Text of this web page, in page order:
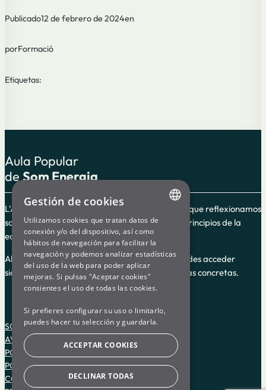
Publicado12 de febrero de 2024en
porFormació
Etiquetas:
Aula Popular
deSom Energia
L’Aula Popular es un espacio de formación en el que reflexionamos
sobre el cooperativismo y la energía según los principios de la
economía social y solidaria.
Algunos de los cursos guiados son en línea y puedes acceder
siempre, y otros son impartidos en fechas y horas concretas.
SOM ENERGIA
AVISO LEGAL
POLÍTICA DE PRIVACIDAD
POLÍTICA DE COOKIES
CONDICIONES DE USO DE LA PLATAFORMA
ENGLISH
SPANISH
GL
BASQUE
Gestión de cookies
Utilizamos cookies que tratan datos de
conexión y/o del dispositivo, así como
hábitos de navegación para facilitar la
navegación y podemos analizar estadísticas
del uso de la web para poder aplicar
mejoras. Si pulsas "Aceptar cookies"
consientes el uso de todas las cookies.
Si prefieres configurar su uso o limitarlo,
puedes hacer tu selección y guardarla.
ACCEPTAR COOKIES
DECLINAR TODAS